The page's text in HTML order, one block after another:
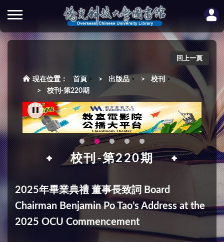
回上一頁
首頁 > 出版品 > 校刊 >
校刊-第220期
校刊-第220期
2025年畢業典禮 董事長致詞 Board
Chairman Benjamin Po Tao’s Address at the
2025 OCU Commencement